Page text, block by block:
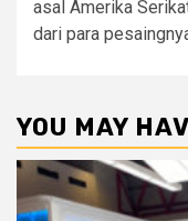
asal Amerika
dari para
YOU MAY